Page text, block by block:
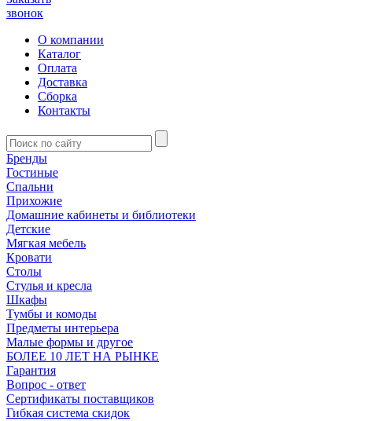
звонок
О компании
Каталог
Оплата
Доставка
Сборка
Контакты
Бренды
Гостиные
Спальни
Прихожие
Домашние кабинеты и библиотеки
Детские
Мягкая мебель
Кровати
Столы
Стулья и кресла
Шкафы
Тумбы и комоды
Предметы интерьера
Малые формы и другое
БОЛЕЕ 10 ЛЕТ НА РЫНКЕ
Гарантия
Вопрос - ответ
Сертификаты поставщиков
Гибкая система скидок